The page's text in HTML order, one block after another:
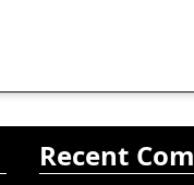
Recent